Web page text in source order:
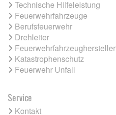
Technische Hilfeleistung
Feuerwehrfahrzeuge
Berufsfeuerwehr
Drehleiter
Feuerwehrfahrzeughersteller
Katastrophenschutz
Feuerwehr Unfall
Service
Kontakt